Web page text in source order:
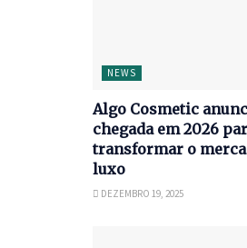
NEWS
Algo Cosmetic
chegada em 2026
transformar o
luxo
DEZEMBRO 19, 2025